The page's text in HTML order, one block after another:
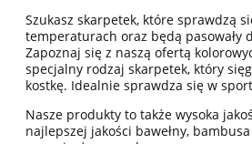
Szukasz skarpetek, które sprawdzą
temperaturach oraz będą pasowały
Zapoznaj się z naszą ofertą
specjalny rodzaj skarpetek, który
kostkę. Idealnie sprawdza się w
Nasze produkty to także wysoka
najlepszej jakości bawełny,